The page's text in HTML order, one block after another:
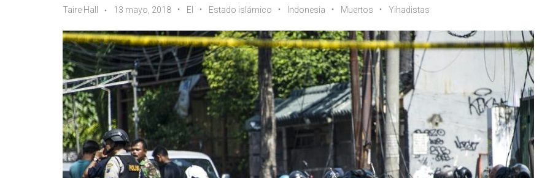
Taire Hall 13 mayo, 2018 EI Estado islámico Indonesia Muertos Yihadistas